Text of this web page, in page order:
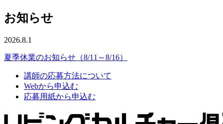
お知らせ
2026.8.1
夏季休業のお知らせ（8/11～8/16）
講師の応募方法について
Webから申込む
応募用紙から申込む